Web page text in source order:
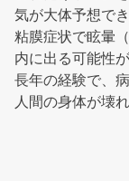
気が大体予想でき
粘膜症状で眩暈
内に出る可能性が
長年の経験で、
人間の身体が壊